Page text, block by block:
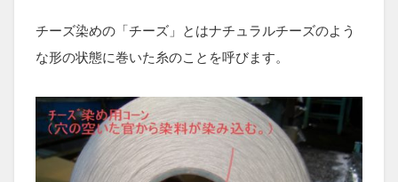
チーズ染めの「チーズ」とはナチュラルチーズのよう
な形の状態に巻いた糸のことを呼びます。